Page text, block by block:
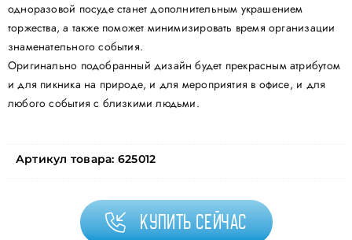
одноразовой посуде станет дополнительным украшением
торжества, а также поможет минимизировать время организации
знаменательного события.
Оригинально подобранный дизайн будет прекрасным атрибутом
и для пикника на природе, и для мероприятия в офисе, и для
любого события с близкими людьми.
Артикул товара: 625012
Купить сейчас